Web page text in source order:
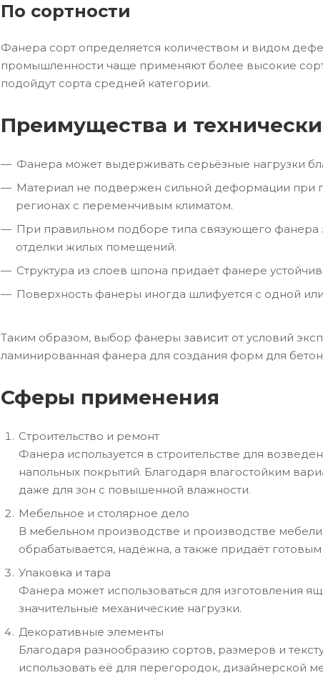
По сортности
Фанера сорт определяется количеством и видом
промышленности чаще применяют более высокие
подойдут сорта средней категории.
Преимущества и
Фанера может выдерживать серьёзные нагрузки
Материал не подвержен сильной деформации при
регионах с переменчивым климатом.
При правильном подборе типа связующего фанера
отделки жилых помещений.
Структура из слоев шпона придаёт фанере
Поверхность фанеры иногда шлифуется с одной
Таким образом, выбор фанеры зависит от условий
ламинированная фанера для создания форм для
Сферы применения
Строительство и ремонт
Фанера используется в строительстве для
напольных покрытий. Благодаря влагостойким
даже для зон с повышенной влажности.
Мебельное и столярное дело
В мебельном производстве и производстве
обрабатывается, надёжна, а также придаёт
Упаковка и тара
Фанера может использоваться для изготовления
значительные механические нагрузки.
Декоративные элементы
Благодаря разнообразию сортов, размеров и
использовать её для перегородок, дизайнерской